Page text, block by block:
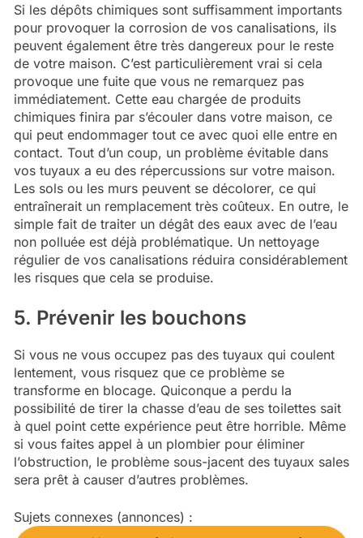
Si les dépôts chimiques sont suffisamment importants
pour provoquer la corrosion de vos canalisations, ils
peuvent également être très dangereux pour le reste
de votre maison. C’est particulièrement vrai si cela
provoque une fuite que vous ne remarquez pas
immédiatement. Cette eau chargée de produits
chimiques finira par s’écouler dans votre maison, ce
qui peut endommager tout ce avec quoi elle entre en
contact. Tout d’un coup, un problème évitable dans
vos tuyaux a eu des répercussions sur votre maison.
Les sols ou les murs peuvent se décolorer, ce qui
entraînerait un remplacement très coûteux. En outre, le
simple fait de traiter un dégât des eaux avec de l’eau
non polluée est déjà problématique. Un nettoyage
régulier de vos canalisations réduira considérablement
les risques que cela se produise.
5. Prévenir les bouchons
Si vous ne vous occupez pas des tuyaux qui coulent
lentement, vous risquez que ce problème se
transforme en blocage. Quiconque a perdu la
possibilité de tirer la chasse d’eau de ses toilettes sait
à quel point cette expérience peut être horrible. Même
si vous faites appel à un plombier pour éliminer
l’obstruction, le problème sous-jacent des tuyaux sales
sera prêt à causer d’autres problèmes.
Sujets connexes (annonces) :